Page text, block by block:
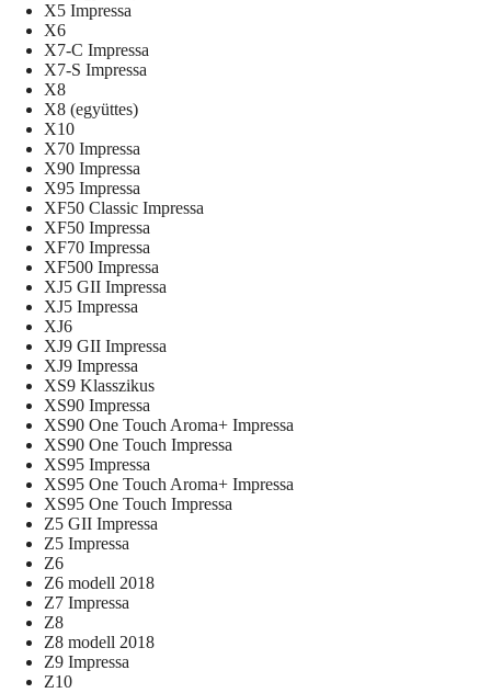
X5 Impressa
X6
X7-C Impressa
X7-S Impressa
X8
X8 (együttes)
X10
X70 Impressa
X90 Impressa
X95 Impressa
XF50 Classic Impressa
XF50 Impressa
XF70 Impressa
XF500 Impressa
XJ5 GII Impressa
XJ5 Impressa
XJ6
XJ9 GII Impressa
XJ9 Impressa
XS9 Klasszikus
XS90 Impressa
XS90 One Touch Aroma+ Impressa
XS90 One Touch Impressa
XS95 Impressa
XS95 One Touch Aroma+ Impressa
XS95 One Touch Impressa
Z5 GII Impressa
Z5 Impressa
Z6
Z6 modell 2018
Z7 Impressa
Z8
Z8 modell 2018
Z9 Impressa
Z10